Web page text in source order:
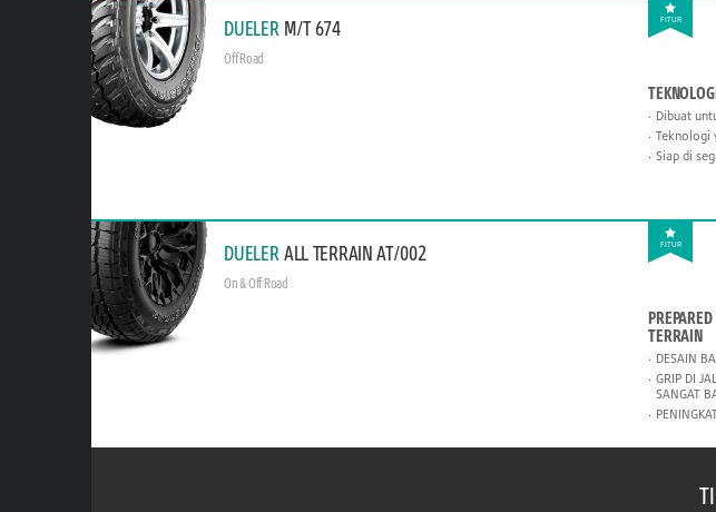
FITUR
DUELER M/T 674
Off Road
Dibuat
Teknologi
Siap di
FITUR
DUELERALL TERRAIN AT/002
On & Off Road
TERRAIN
DESAIN
GRIP DI
SANGAT